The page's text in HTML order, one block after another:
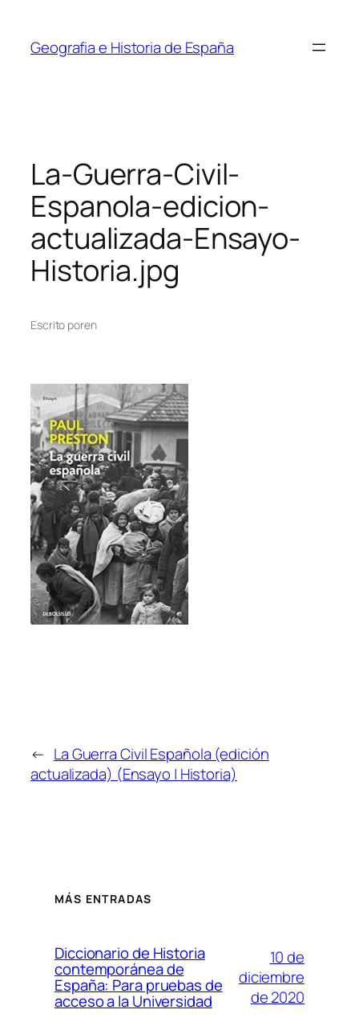
contenido
Geografia e Historia de España
La-Guerra-Civil-
Espanola-edicion-
actualizada-Ensayo-
Historia.jpg
Escrito poren
← La Guerra Civil Española (edición
actualizada) (Ensayo | Historia)
MÁS ENTRADAS
Diccionario de Historia
contemporánea de
España: Para pruebas de
acceso a la Universidad
10 de
diciembre
de 2020